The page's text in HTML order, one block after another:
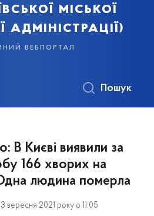
міської
вебпортал
Пошук
В Києві виявили за
166 хворих на
людина померла
вересня 2021 року о 11:05